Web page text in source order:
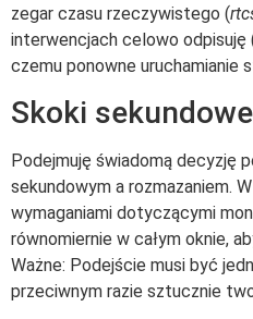
zegar czasu rzeczywistego (
interwencjach celowo odpisuję
czemu ponowne uruchamianie
Skoki
Podejmuję świadomą decyzję
sekundowym a rozmazaniem.
wymaganiami dotyczącymi
równomiernie w całym oknie,
Ważne: Podejście musi być
przeciwnym razie sztucznie